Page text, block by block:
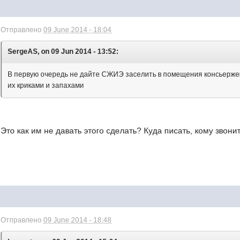
Отправлено09 June 2014 - 18:04
SergeAS, on 09 Jun 2014 - 13:52:
В первую очередь не дайте СЖИЭ заселить в помещения
их криками и запахами
Это как им не давать этого сделать? Куда писать, кому
Отправлено09 June 2014 - 18:48